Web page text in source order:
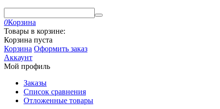
0Корзина
Товары в корзине:
Корзина пуста
Корзина Оформить заказ
Аккаунт
Мой профиль
Заказы
Список сравнения
Отложенные товары